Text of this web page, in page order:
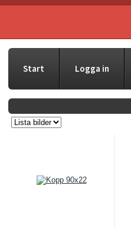
Start Logga in